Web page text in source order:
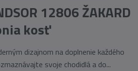
12806 ŽAKARD
kosť
dizajnom na doplnenie každého
svoje chodidlá a do...